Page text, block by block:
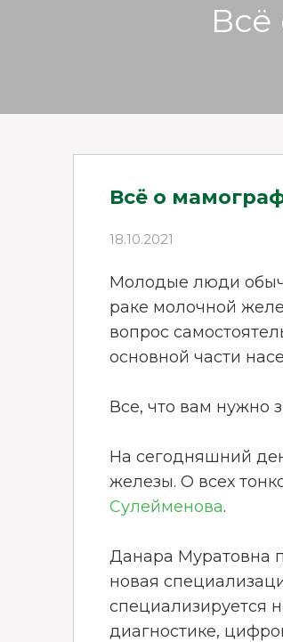
Всё
Всё о
18.10.2021
Молодые люди
раке молочной
вопрос
основной части
Все, что вам нужно
На сегодняшний
железы. О всех
Сулейменова.
Данара Муратовна
новая
специализируется
диагностике,